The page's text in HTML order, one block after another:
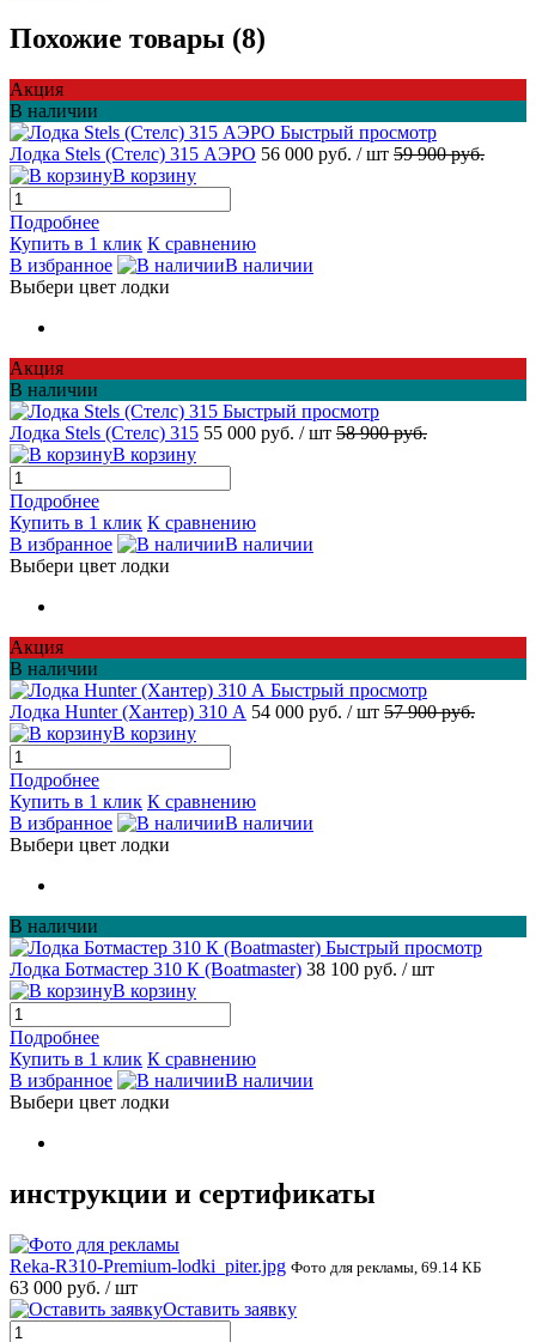
Похожие товары (8)
Акция
В наличии
Быстрый просмотр
Лодка Stels (Стелс) 315 АЭРО 56 000 руб. / шт 59 900 руб.
В корзину
Подробнее
Купить в 1 клик К сравнению
В избранное
В наличии
Выбери цвет лодки
Акция
В наличии
Быстрый просмотр
Лодка Stels (Стелс) 315 55 000 руб. / шт 58 900 руб.
В корзину
Подробнее
Купить в 1 клик К сравнению
В избранное
В наличии
Выбери цвет лодки
Акция
В наличии
Быстрый просмотр
Лодка Hunter (Хантер) 310 А 54 000 руб. / шт 57 900 руб.
В корзину
Подробнее
Купить в 1 клик К сравнению
В избранное
В наличии
Выбери цвет лодки
В наличии
Быстрый просмотр
Лодка Ботмастер 310 К (Boatmaster) 38 100 руб. / шт
В корзину
Подробнее
Купить в 1 клик К сравнению
В избранное
В наличии
Выбери цвет лодки
инструкции и сертификаты
Reka-R310-Premium-lodki_piter.jpg Фото для рекламы, 69.14 КБ
63 000 руб. / шт
Оставить заявку